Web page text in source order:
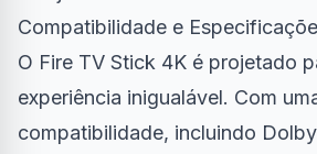
Compatibilidade e
O Fire TV Stick 4K é projetado
experiência inigualável. Com
compatibilidade, incluindo